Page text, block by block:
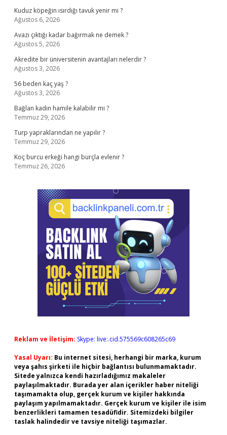
Kuduz köpeğin ısırdığı tavuk yenir mi ?
Ağustos 6, 2026
Avazı çıktığı kadar bağırmak ne demek ?
Ağustos 5, 2026
Akredite bir üniversitenin avantajları nelerdir ?
Ağustos 3, 2026
56 beden kaç yaş ?
Ağustos 3, 2026
Bağlan kadın hamile kalabilir mi ?
Temmuz 29, 2026
Turp yapraklarından ne yapılır ?
Temmuz 29, 2026
Koç burcu erkeği hangi burçla evlenir ?
Temmuz 26, 2026
Reklam ve İletişim: Skype: live:.cid.575569c608265c69
Yasal Uyarı: Bu internet sitesi, herhangi bir marka, kurum
veya şahıs şirketi ile hiçbir bağlantısı bulunmamaktadır.
Sitede yalnızca kendi hazırladığımız makaleler
paylaşılmaktadır. Burada yer alan içerikler haber niteliği
taşımamakta olup, gerçek kurum ve kişiler hakkında
paylaşım yapılmamaktadır. Gerçek kurum ve kişiler ile isim
benzerlikleri tamamen tesadüfidir. Sitemizdeki bilgiler
taslak halindedir ve tavsiye niteliği taşımazlar.